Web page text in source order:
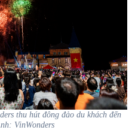
thu hút đông đảo du khách đến
VinWonders